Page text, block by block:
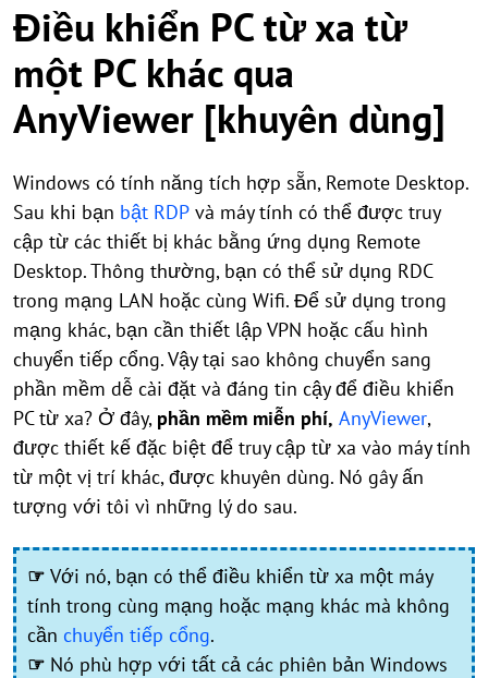
Điều khiển PC từ xa từ
một PC khác qua
AnyViewer [khuyên dùng]
Windows có tính năng tích hợp sẵn, Remote Desktop.
Sau khi bạn bật RDP và máy tính có thể được truy
cập từ các thiết bị khác bằng ứng dụng Remote
Desktop. Thông thường, bạn có thể sử dụng RDC
trong mạng LAN hoặc cùng Wifi. Để sử dụng trong
mạng khác, bạn cần thiết lập VPN hoặc cấu hình
chuyển tiếp cổng. Vậy tại sao không chuyển sang
phần mềm dễ cài đặt và đáng tin cậy để điều khiển
PC từ xa? Ở đây, phần mềm miễn phí, AnyViewer,
được thiết kế đặc biệt để truy cập từ xa vào máy tính
từ một vị trí khác, được khuyên dùng. Nó gây ấn
tượng với tôi vì những lý do sau.
☞ Với nó, bạn có thể điều khiển từ xa một máy
tính trong cùng mạng hoặc mạng khác mà không
cần chuyển tiếp cổng.
☞ Nó phù hợp với tất cả các phiên bản Windows